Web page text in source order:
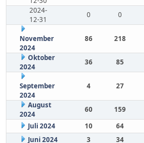
2024-
12-31
0 0
November
2024
86 218
Oktober
2024
36 85
September
2024
4 27
August
2024
60 159
Juli 2024
10 64
Juni 2024
3 34